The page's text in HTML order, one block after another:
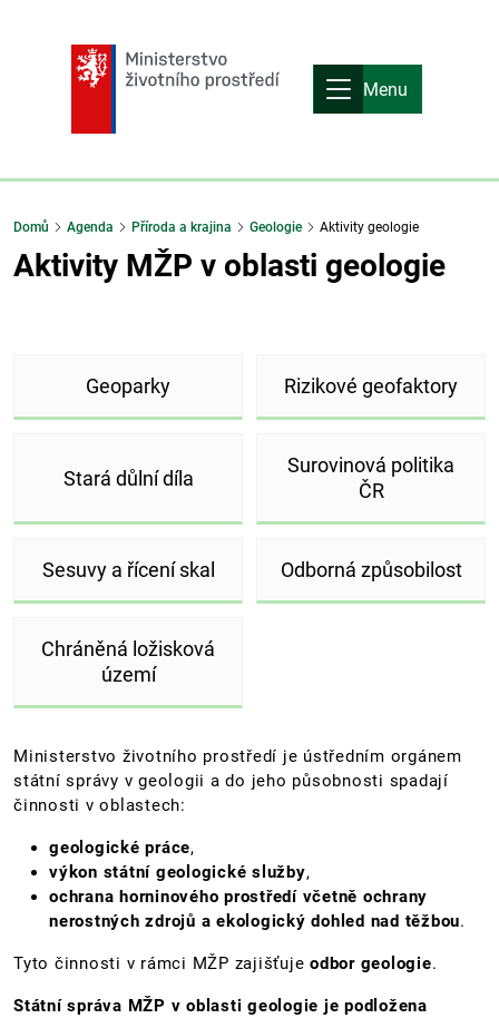
Menu
Domů Agenda Příroda a krajina Geologie Aktivity geologie
Aktivity MŽP v oblasti geologie
Geoparky Rizikové geofaktory
Stará důlní díla
Surovinová politika
ČR
Sesuvy a řícení skal Odborná způsobilost
Chráněná ložisková
území
Ministerstvo životního prostředí je ústředním orgánem
státní správy v geologii a do jeho působnosti spadají
činnosti v oblastech:
geologické práce,
výkon státní geologické služby,
ochrana horninového prostředí včetně ochrany
nerostných zdrojů a ekologický dohled nad těžbou.
Tyto činnosti v rámci MŽP zajišťuje odbor geologie.
Státní správa MŽP v oblasti geologie je podložena